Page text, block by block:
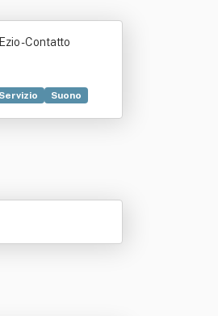
- Contatto
Servizio
Suono